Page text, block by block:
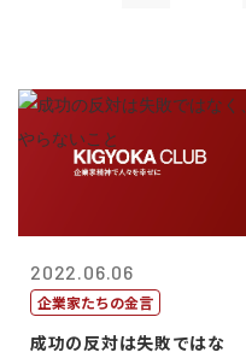
2022.06.06
企業家たちの金言
成功の反対は失敗ではな